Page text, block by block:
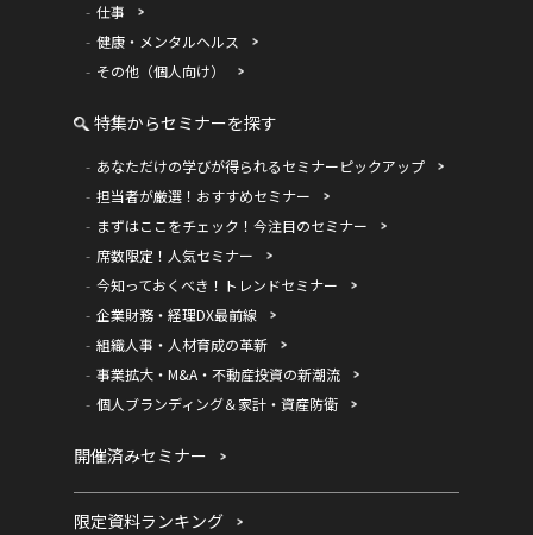
仕事
健康・メンタルヘルス
その他（個人向け）
特集からセミナーを探す
あなただけの学びが得られるセミナーピックアップ
担当者が厳選！おすすめセミナー
まずはここをチェック！今注目のセミナー
席数限定！人気セミナー
今知っておくべき！トレンドセミナー
企業財務・経理DX最前線
組織人事・人材育成の革新
事業拡大・M&A・不動産投資の新潮流
個人ブランディング＆家計・資産防衛
開催済みセミナー
限定資料ランキング